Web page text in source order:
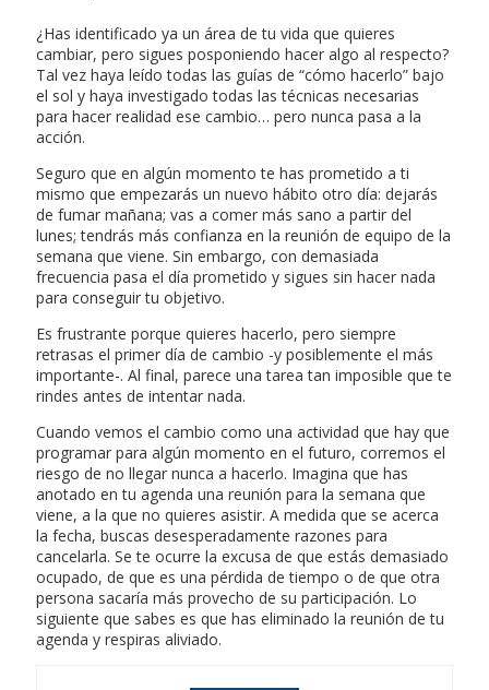
¿Has identificado ya un área de tu vida que quieres
cambiar, pero sigues posponiendo hacer algo al respecto?
Tal vez haya leído todas las guías de “cómo hacerlo” bajo
el sol y haya investigado todas las técnicas necesarias
para hacer realidad ese cambio… pero nunca pasa a la
acción.
Seguro que en algún momento te has prometido a ti
mismo que empezarás un nuevo hábito otro día: dejarás
de fumar mañana; vas a comer más sano a partir del
lunes; tendrás más confianza en la reunión de equipo de la
semana que viene. Sin embargo, con demasiada
frecuencia pasa el día prometido y sigues sin hacer nada
para conseguir tu objetivo.
Es frustrante porque quieres hacerlo, pero siempre
retrasas el primer día de cambio -y posiblemente el más
importante-. Al final, parece una tarea tan imposible que te
rindes antes de intentar nada.
Cuando vemos el cambio como una actividad que hay que
programar para algún momento en el futuro, corremos el
riesgo de no llegar nunca a hacerlo. Imagina que has
anotado en tu agenda una reunión para la semana que
viene, a la que no quieres asistir. A medida que se acerca
la fecha, buscas desesperadamente razones para
cancelarla. Se te ocurre la excusa de que estás demasiado
ocupado, de que es una pérdida de tiempo o de que otra
persona sacaría más provecho de su participación. Lo
siguiente que sabes es que has eliminado la reunión de tu
agenda y respiras aliviado.